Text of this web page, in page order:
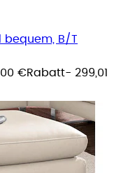
bequem, B/T
€Rabatt- 299,01